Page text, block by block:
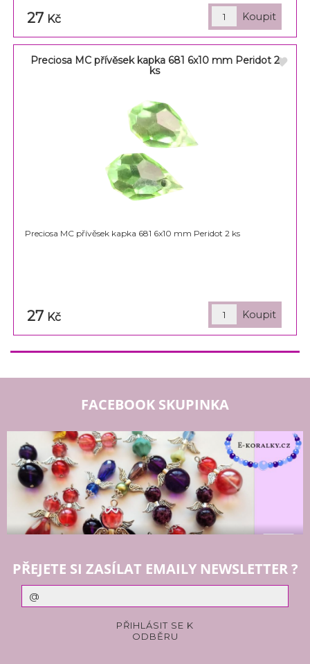
27 Kč
Preciosa MC přívěsek kapka 681 6x10 mm Peridot 2
ks
Preciosa MC přívěsek kapka 681 6x10 mm Peridot 2 ks
27 Kč
FACEBOOK SKUPINKA
PŘEJETE SI ZASÍLAT EMAILY NEWSLETTER ?